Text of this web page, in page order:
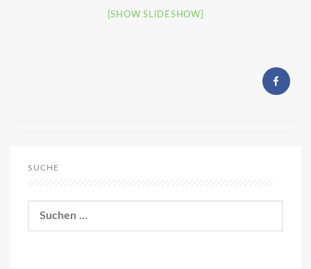
[SHOW SLIDESHOW]
SUCHE
nach: